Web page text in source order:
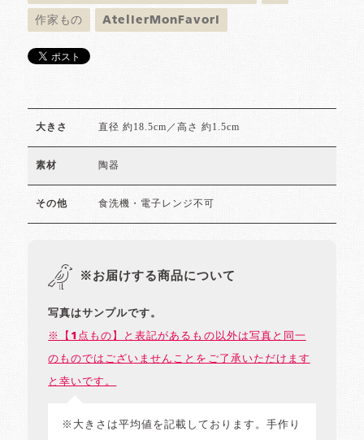
作家もの AtelierMonFavori
大きさ 直径 約18.5cm／高さ 約1.5cm
素材 陶器
その他 食洗機・電子レンジ不可
※お届けする商品について
写真はサンプルです。
※【1点もの】と表記があるもの以外は写真と同一
のものではございませんことをご了承いただけます
と幸いです。
※大きさは平均値を記載しております。手作り